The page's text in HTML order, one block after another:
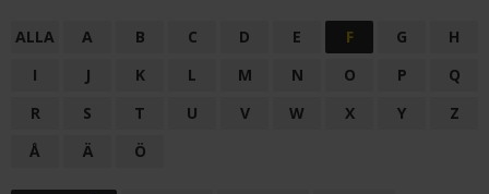
ALLA A B C D E F G
H
I
J K L M N O P
Q
R
S T U V W X Y
Z
Å
Ä Ö